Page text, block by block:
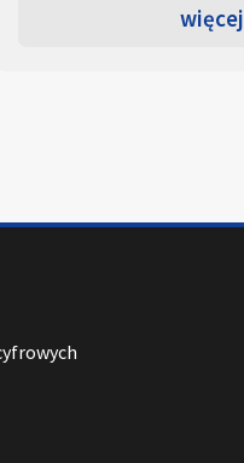
więcej